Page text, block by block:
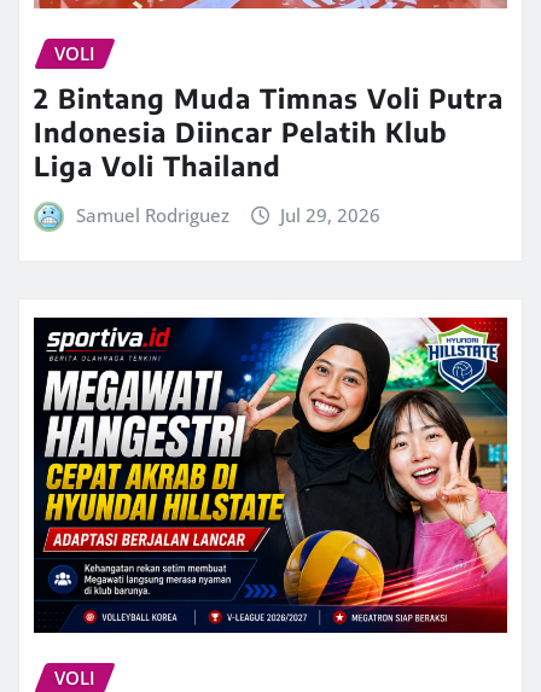
VOLI
2 Bintang Muda Timnas Voli Putra
Indonesia Diincar Pelatih Klub
Liga Voli Thailand
Samuel Rodriguez Jul 29, 2026
VOLI